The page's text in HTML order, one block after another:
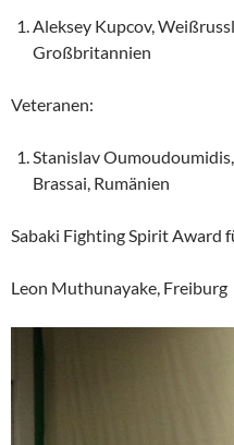
Aleksey Kupcov,
Großbritannien
Veteranen:
Stanislav
Brassai, Rumänien
Sabaki Fighting Spirit Award
Leon Muthunayake, Freiburg